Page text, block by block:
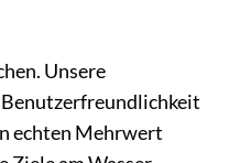
Unsere
Benutzerfreundlichkeit
echten Mehrwert